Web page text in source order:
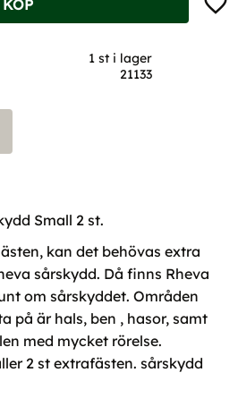
KÖP
1 st i lager
21133
Small 2 st.
kan det behövas extra
sårskydd. Då finns Rheva
om sårskyddet. Områden
på är hals, ben , hasor, samt
med mycket rörelse.
2 st extrafästen. sårskydd